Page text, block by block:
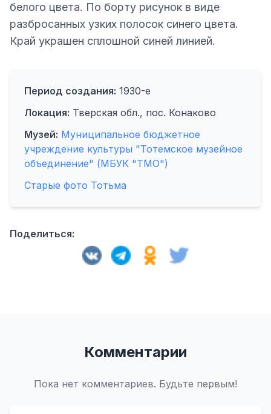
белого цвета. По борту рисунок в виде
разбросанных узких полосок синего цвета.
Край украшен сплошной синей линией.
Период создания: 1930-е
Локация: Тверская обл., пос. Конаково
Музей: Муниципальное бюджетное
учреждение культуры "Тотемское музейное
объединение" (МБУК "ТМО")
Старые фото Тотьма
Поделиться:
Комментарии
Пока нет комментариев. Будьте первым!